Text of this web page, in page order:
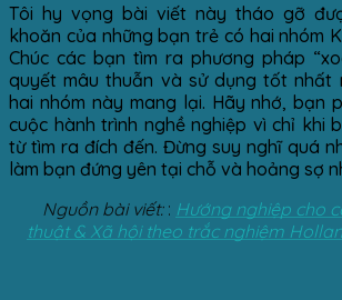
Tôi hy vọng bài viết này tháo gỡ
khoăn của những bạn trẻ có hai nhóm
Chúc các bạn tìm ra phương pháp
quyết mâu thuẫn và sử dụng tốt nhất
hai nhóm này mang lại. Hãy nhớ, bạn
cuộc hành trình nghề nghiệp vì chỉ khi
từ tìm ra đích đến. Đừng suy nghĩ quá
làm bạn đứng yên tại chỗ và hoảng sợ
Nguồn bài viết: : Hướng nghiệp cho
thuật & Xã hội theo trắc nghiệm